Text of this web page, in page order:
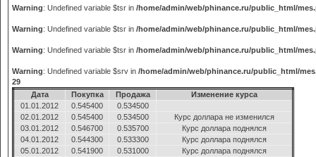
Warning: Undefined variable $tsr in /home/admin/web/phinance.ru/public_html/
Warning: Undefined variable $tsr in /home/admin/web/phinance.ru/public_html/
Warning: Undefined variable $tsr in /home/admin/web/phinance.ru/public_html/
Warning: Undefined variable $srv in /home/admin/web/phinance.ru/public_html/
29
Дата
Покупка Продажа
Изменение курса
01.01.2012
0.545400
0.534500
02.01.2012
0.545400 0.534500
Курс доллара не изменился
03.01.2012
0.546700 0.535700
Курс доллара поднялся
04.01.2012
0.544300 0.533300
Курс доллара поднялся
05.01.2012
0.541900 0.531000
Курс доллара поднялся